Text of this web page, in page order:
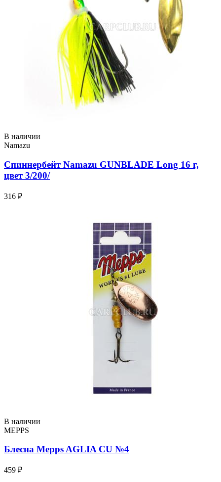
В наличии
Namazu
Спиннербейт Namazu GUNBLADE Long 16 г,
цвет 3/200/
316 ₽
В наличии
MEPPS
Блесна Mepps AGLIA CU №4
459 ₽